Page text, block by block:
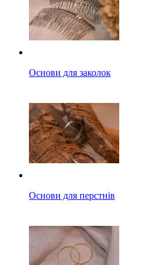
Основи для заколок
Основи для перстнів